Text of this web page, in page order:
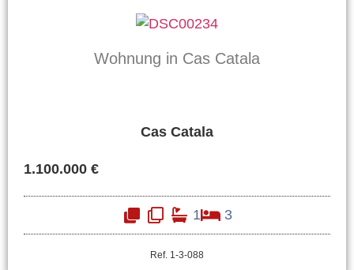
Wohnung in Cas Catala
Cas Catala
1.100.000 €
1 3
Ref. 1-3-088